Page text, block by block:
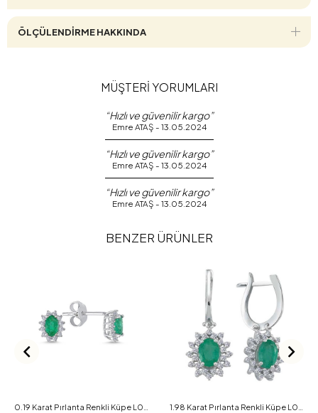
ÖLÇÜLENDİRME HAKKINDA
MÜŞTERİ YORUMLARI
“Hızlı ve güvenilir kargo”
Emre ATAŞ - 13.05.2024
“Hızlı ve güvenilir kargo”
Emre ATAŞ - 13.05.2024
“Hızlı ve güvenilir kargo”
Emre ATAŞ - 13.05.2024
BENZER ÜRÜNLER